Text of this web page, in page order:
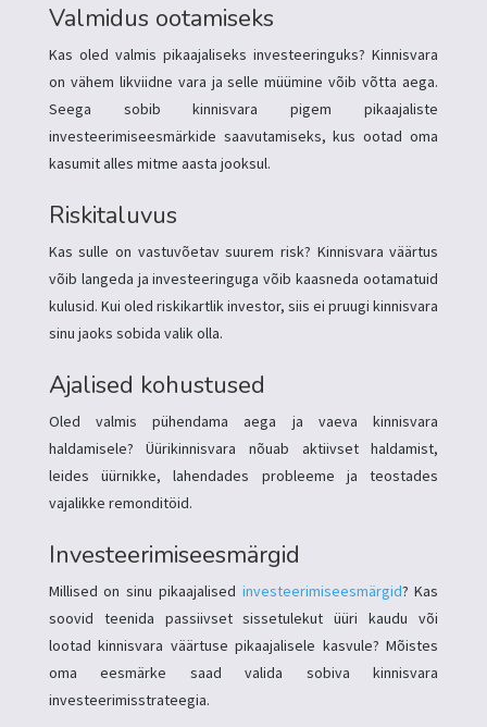
Valmidus ootamiseks
Kas oled valmis pikaajaliseks investeeringuks? Kinnisvara
on vähem likviidne vara ja selle müümine võib võtta aega.
Seega sobib kinnisvara pigem pikaajaliste
investeerimiseesmärkide saavutamiseks, kus ootad oma
kasumit alles mitme aasta jooksul.
Riskitaluvus
Kas sulle on vastuvõetav suurem risk? Kinnisvara väärtus
võib langeda ja investeeringuga võib kaasneda ootamatuid
kulusid. Kui oled riskikartlik investor, siis ei pruugi kinnisvara
sinu jaoks sobida valik olla.
Ajalised kohustused
Oled valmis pühendama aega ja vaeva kinnisvara
haldamisele? Üürikinnisvara nõuab aktiivset haldamist,
leides üürnikke, lahendades probleeme ja teostades
vajalikke remonditöid.
Investeerimiseesmärgid
Millised on sinu pikaajalised investeerimiseesmärgid? Kas
soovid teenida passiivset sissetulekut üüri kaudu või
lootad kinnisvara väärtuse pikaajalisele kasvule? Mõistes
oma eesmärke saad valida sobiva kinnisvara
investeerimisstrateegia.